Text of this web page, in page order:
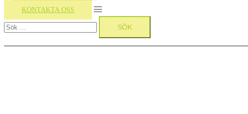
KONTAKTA OSS
Slå
på/av
meny
Sök
efter: